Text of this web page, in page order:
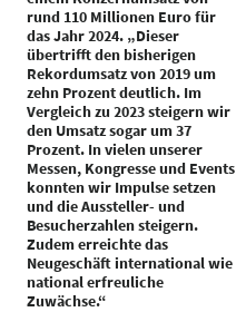
rund 110 Millionen Euro für
das Jahr 2024. „Dieser
übertrifft den bisherigen
Rekordumsatz von 2019 um
zehn Prozent deutlich. Im
Vergleich zu 2023 steigern wir
den Umsatz sogar um 37
Prozent. In vielen unserer
Messen, Kongresse und Events
konnten wir Impulse setzen
und die Aussteller- und
Besucherzahlen steigern.
Zudem erreichte das
Neugeschäft international wie
national erfreuliche
Zuwächse.“